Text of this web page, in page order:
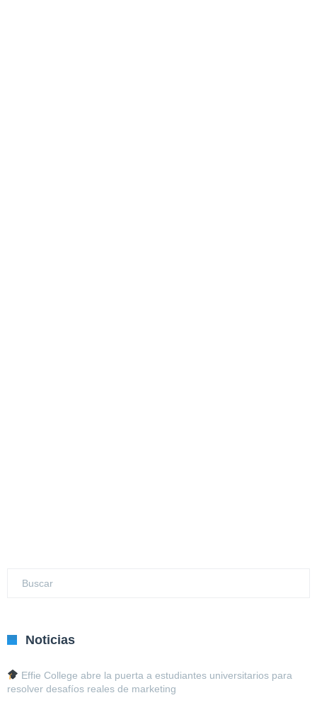
Noticias
Effie College abre la puerta a estudiantes universitarios para
resolver desafíos reales de marketing